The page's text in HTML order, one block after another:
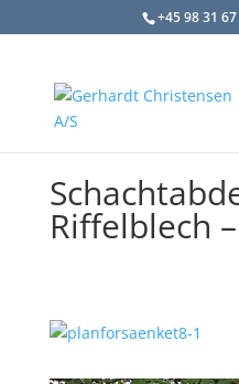
+45 98 31
Riffelblech